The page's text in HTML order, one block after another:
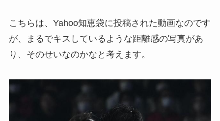
こちらは、Yahoo知恵袋に投稿された動画なのです
が、まるでキスしているような距離感の写真があ
り、そのせいなのかなと考えます。